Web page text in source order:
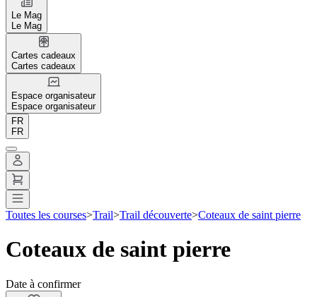
Le Mag
Le Mag
Cartes cadeaux
Cartes cadeaux
Espace organisateur
Espace organisateur
FR
FR
Toutes les courses>Trail>Trail découverte>Coteaux de saint pierre
Coteaux de saint pierre
Date à confirmer